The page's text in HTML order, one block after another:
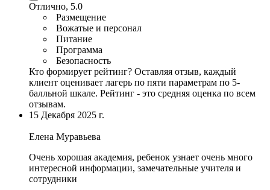
Отлично, 5.0
Размещение
Вожатые и персонал
Питание
Программа
Безопасность
Кто формирует рейтинг? Оставляя отзыв, каждый
клиент оценивает лагерь по пяти параметрам по 5-
балльной шкале. Рейтинг - это средняя оценка по всем
отзывам.
15 Декабря 2025 г.
Елена Муравьева
Очень хорошая академия, ребенок узнает очень много
интересной информации, замечательные учителя и
сотрудники